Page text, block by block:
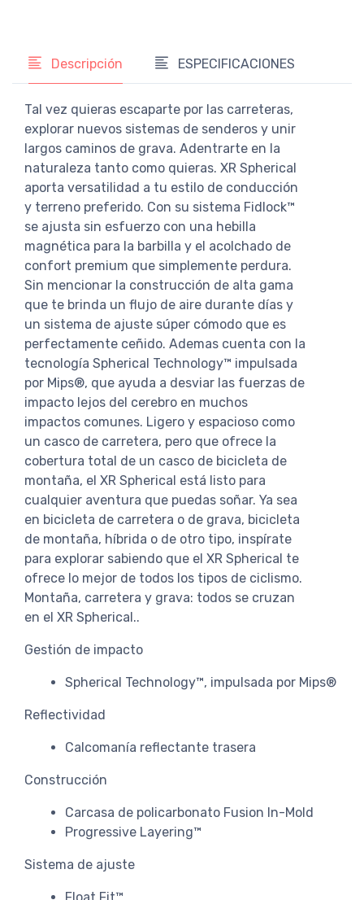
Descripción ESPECIFICACIONES
Tal vez quieras escaparte por las carreteras,
explorar nuevos sistemas de senderos y unir
largos caminos de grava. Adentrarte en la
naturaleza tanto como quieras. XR Spherical
aporta versatilidad a tu estilo de conducción
y terreno preferido. Con su sistema Fidlock™
se ajusta sin esfuerzo con una hebilla
magnética para la barbilla y el acolchado de
confort premium que simplemente perdura.
Sin mencionar la construcción de alta gama
que te brinda un flujo de aire durante días y
un sistema de ajuste súper cómodo que es
perfectamente ceñido. Ademas cuenta con la
tecnología Spherical Technology™ impulsada
por Mips®, que ayuda a desviar las fuerzas de
impacto lejos del cerebro en muchos
impactos comunes. Ligero y espacioso como
un casco de carretera, pero que ofrece la
cobertura total de un casco de bicicleta de
montaña, el XR Spherical está listo para
cualquier aventura que puedas soñar. Ya sea
en bicicleta de carretera o de grava, bicicleta
de montaña, híbrida o de otro tipo, inspírate
para explorar sabiendo que el XR Spherical te
ofrece lo mejor de todos los tipos de ciclismo.
Montaña, carretera y grava: todos se cruzan
en el XR Spherical..
Gestión de impacto
Spherical Technology™, impulsada por Mips®
Reflectividad
Calcomanía reflectante trasera
Construcción
Carcasa de policarbonato Fusion In-Mold
Progressive Layering™
Sistema de ajuste
Float Fit™